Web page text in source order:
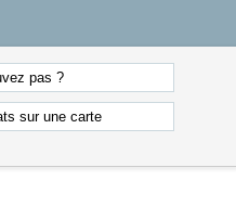
pas ?
sur une carte